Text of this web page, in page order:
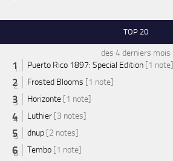
TOP 20
des 4 derniers mois
Puerto Rico 1897: Special Edition [1 note]
Frosted Blooms [1 note]
Horizonte [1 note]
Luthier [3 notes]
dnup [2 notes]
Tembo [1 note]